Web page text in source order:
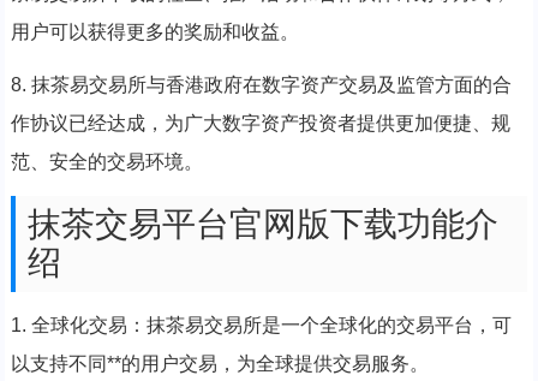
用户可以获得更多的奖励和收益。
8. 抹茶易交易所与香港政府在数字资产交易及监管方面的合
作协议已经达成，为广大数字资产投资者提供更加便捷、规
范、安全的交易环境。
抹茶交易平台官网版下载功能介
绍
1. 全球化交易：抹茶易交易所是一个全球化的交易平台，可
以支持不同**的用户交易，为全球提供交易服务。